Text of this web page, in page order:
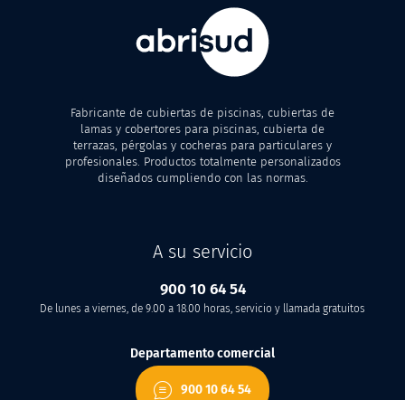
Fabricante de cubiertas de piscinas, cubiertas de
lamas y cobertores para piscinas, cubierta de
terrazas, pérgolas y cocheras para particulares y
profesionales. Productos totalmente personalizados
diseñados cumpliendo con las normas.
A su servicio
900 10 64 54
De lunes a viernes, de 9.00 a 18.00 horas, servicio y llamada gratuitos
Departamento comercial
900 10 64 54